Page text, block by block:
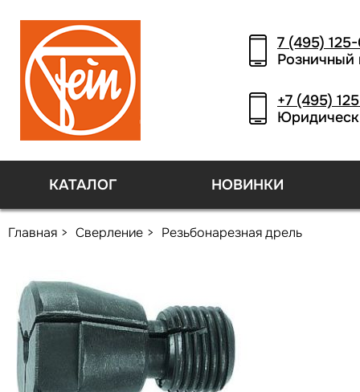
7 (495)
Розничный
+7 (495)
КАТАЛОГ НОВИНКИ
Главная Сверление Резьбонарезная дрель